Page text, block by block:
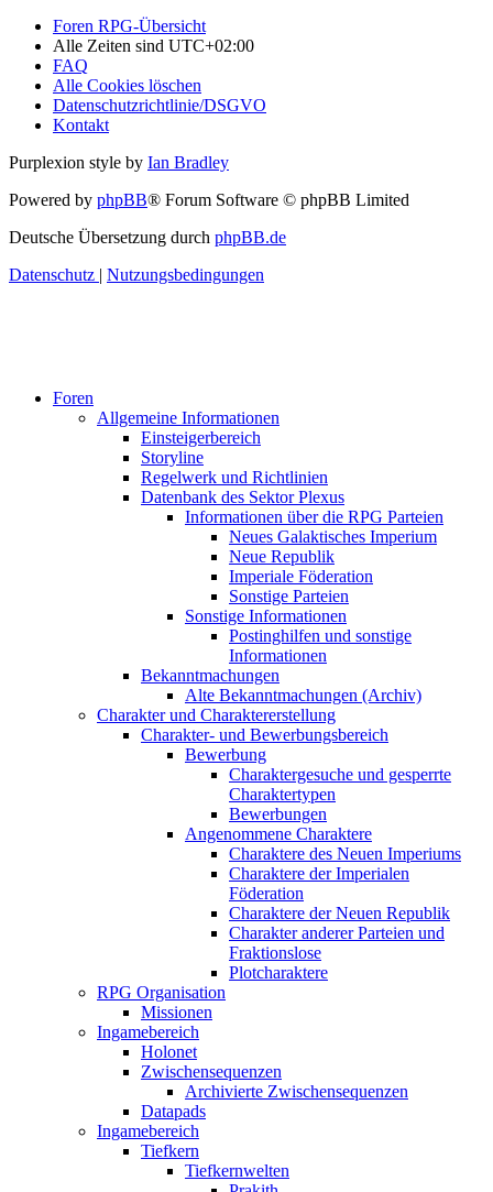
Foren RPG-Übersicht
Alle Zeiten sind UTC+02:00
FAQ
Alle Cookies löschen
Datenschutzrichtlinie/DSGVO
Kontakt
Purplexion style by Ian Bradley
Powered by phpBB® Forum Software © phpBB Limited
Deutsche Übersetzung durch phpBB.de
Datenschutz | Nutzungsbedingungen
Foren
Allgemeine Informationen
Einsteigerbereich
Storyline
Regelwerk und Richtlinien
Datenbank des Sektor Plexus
Informationen über die RPG Parteien
Neues Galaktisches Imperium
Neue Republik
Imperiale Föderation
Sonstige Parteien
Sonstige Informationen
Postinghilfen und sonstige
Informationen
Bekanntmachungen
Alte Bekanntmachungen (Archiv)
Charakter und Charaktererstellung
Charakter- und Bewerbungsbereich
Bewerbung
Charaktergesuche und gesperrte
Charaktertypen
Bewerbungen
Angenommene Charaktere
Charaktere des Neuen Imperiums
Charaktere der Imperialen
Föderation
Charaktere der Neuen Republik
Charakter anderer Parteien und
Fraktionslose
Plotcharaktere
RPG Organisation
Missionen
Ingamebereich
Holonet
Zwischensequenzen
Archivierte Zwischensequenzen
Datapads
Ingamebereich
Tiefkern
Tiefkernwelten